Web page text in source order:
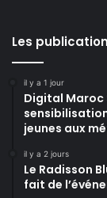
Les
il y a 1 jour
Digital Maroc
jeunes aux
il y a 2 jours
Le Radisson
fait de